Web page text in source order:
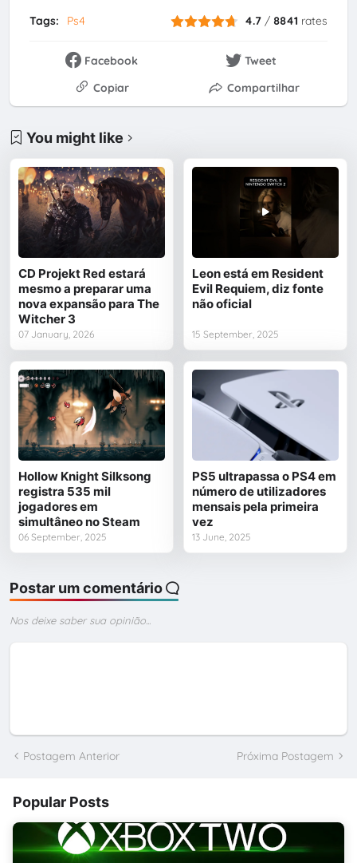
Tags: Ps4 4.7 / 8841 rates
Facebook
Tweet
Copiar
Compartilhar
You might like
CD Projekt Red estará
mesmo a preparar uma
nova expansão para The
Witcher 3
07 January, 2026
Leon está em Resident
Evil Requiem, diz fonte
não oficial
15 September, 2025
Hollow Knight Silksong
registra 535 mil
jogadores em
simultâneo no Steam
06 September, 2025
PS5 ultrapassa o PS4 em
número de utilizadores
mensais pela primeira
vez
13 June, 2025
Postar um comentário
Nos deixe saber sua opinião...
Postagem Anterior Próxima Postagem
Popular Posts